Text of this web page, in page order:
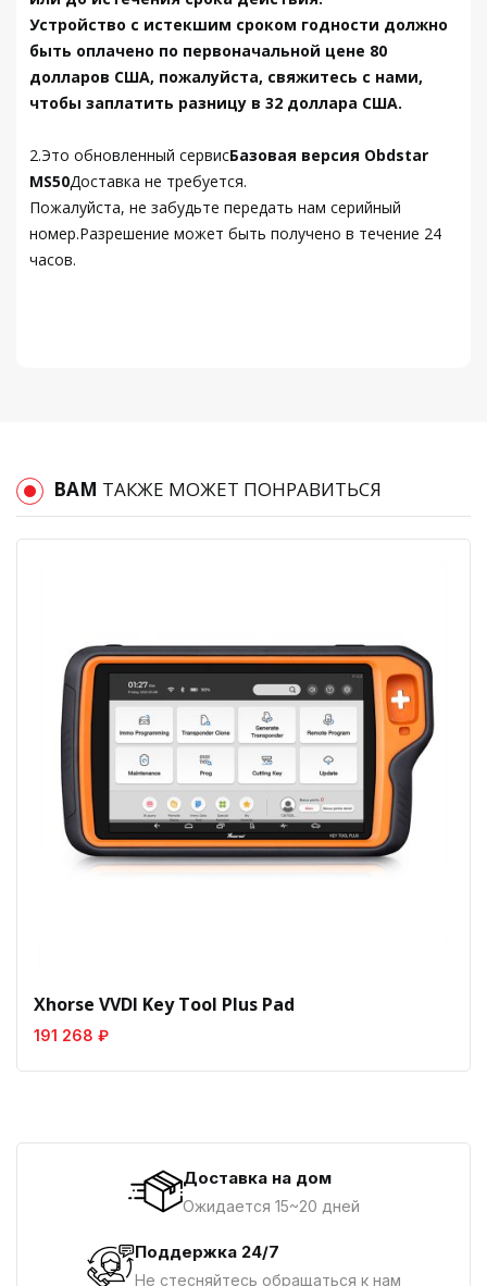
Устройство с истекшим сроком годности должно
быть оплачено по первоначальной цене 80
долларов США, пожалуйста, свяжитесь с нами,
чтобы заплатить разницу в 32 доллара США.
2.Это обновленный сервисБазовая версия Obdstar
MS50Доставка не требуется.
Пожалуйста, не забудьте передать нам серийный
номер.Разрешение может быть получено в течение 24
часов.
ВАМ ТАКЖЕ МОЖЕТ ПОНРАВИТЬСЯ
Xhorse VVDI Key Tool Plus Pad
191 268 ₽
Доставка на дом
Ожидается 15~20 дней
Поддержка 24/7
Не стесняйтесь обращаться к нам